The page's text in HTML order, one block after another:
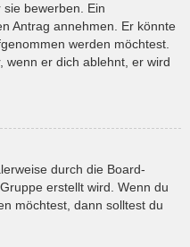
bewerben. Ein
Antrag annehmen. Er könnte
werden möchtest.
wenn er dich ablehnt, er wird
durch die Board-
erstellt wird. Wenn du
möchtest, dann solltest du